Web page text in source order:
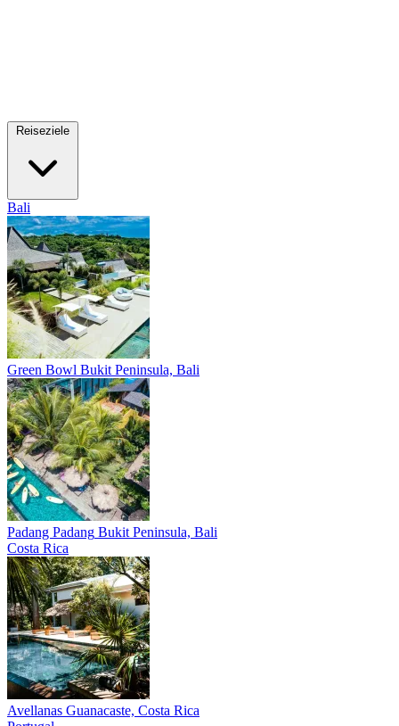
Bali
Green Bowl Bukit Peninsula, Bali
Padang Padang Bukit Peninsula, Bali
Costa Rica
Avellanas Guanacaste, Costa Rica